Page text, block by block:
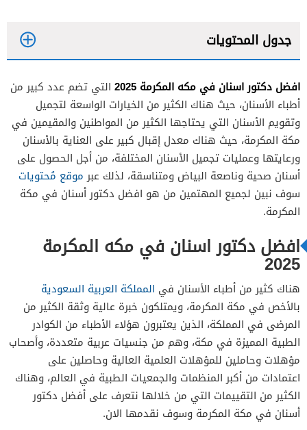
جدول المحتويات
دكتور أويس حنوش
دكتور فهد طلب الزهراني
دكتور محمد مبارك السوادي
دكتور محمد أكرم شبانة
دكتورة أمل الشافعي
دكتور غسان نجيب فرعون
افضل دكتور اسنان في مكه المكرمة 2025 التي تضم عدد كبير من
أطباء الأسنان، حيث هناك الكثير من الخيارات الواسعة لتجميل
وتقويم الأسنان التي يحتاجها الكثير من المواطنين والمقيمين في
مكة المكرمة، حيث هناك معدل إقبال كبير على العناية بالأسنان
ورعايتها وعمليات تجميل الأسنان المختلفة، من أجل الحصول على
أسنان صحية وناصعة البياض ومتناسقة، لذلك عبرموقع مُحتويات
سوف نبين لجميع المهتمين من هو افضل دكتور أسنان في مكة
المكرمة.
افضل دكتور اسنان في مكه المكرمة
2025
هناك كثير من أطباء الأسنان في المملكة العربية السعودية
بالأخص في مكة المكرمة، ويمتلكون خبرة عالية وثقة الكثير من
المرضى في المملكة، الذين يعتبرون هؤلاء الأطباء من الكوادر
الطبية المميزة في مكة، وهم من جنسيات عربية متعددة، وأصحاب
مؤهلات وحاملين للمؤهلات العلمية العالية وحاصلين على
اعتمادات من أكبر المنظمات والجمعيات الطبية في العالم، وهناك
الكثير من التقييمات التي من خلالها نتعرف على أفضل دكتور
أسنان في مكة المكرمة وسوف نقدمها الان.